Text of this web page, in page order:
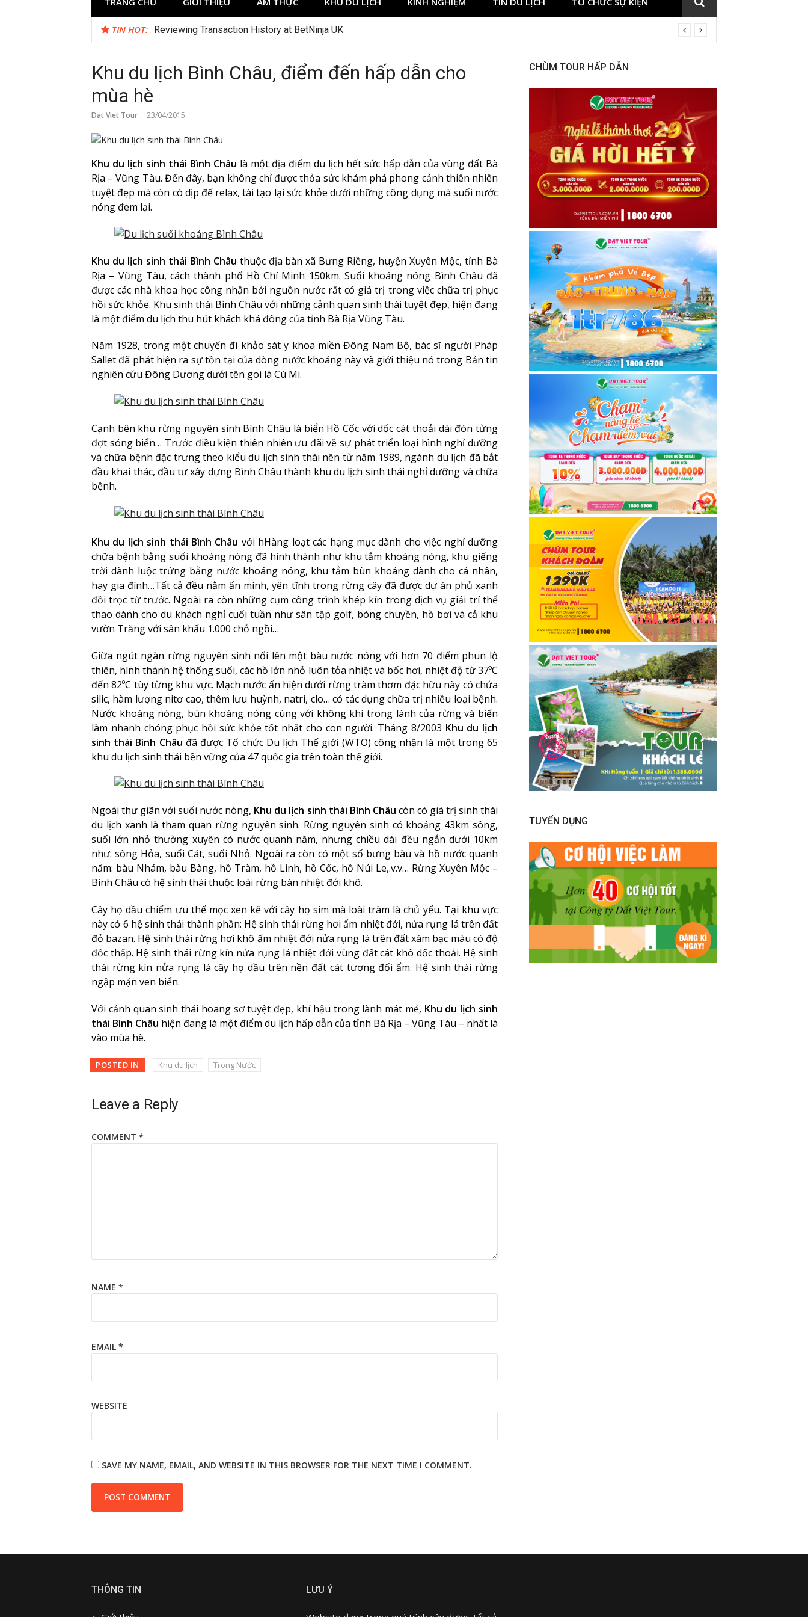
TIN HOT: Reviewing Transaction History at BetNinja UK
Khu du lịch Bình Châu, điểm đến hấp dẫn cho
mùa hè
Dat Viet Tour 23/04/2015
Khu du lịch sinh thái Bình Châu là một địa điểm du lịch hết sức hấp dẫn của vùng đất Bà
Rịa – Vũng Tàu. Đến đây, bạn không chỉ được thỏa sức khám phá phong cảnh thiên nhiên
tuyệt đẹp mà còn có dịp để relax, tái tạo lại sức khỏe dưới những công dụng mà suối nước
nóng đem lại.
Khu du lịch sinh thái Bình Châu thuộc địa bàn xã Bưng Riềng, huyện Xuyên Mộc, tỉnh Bà
Rịa – Vũng Tàu, cách thành phố Hồ Chí Minh 150km. Suối khoáng nóng Bình Châu đã
được các nhà khoa học công nhận bởi nguồn nước rất có giá trị trong việc chữa trị phục
hồi sức khỏe. Khu sinh thái Bình Châu với những cảnh quan sinh thái tuyệt đẹp, hiện đang
là một điểm du lịch thu hút khách khá đông của tỉnh Bà Rịa Vũng Tàu.
Năm 1928, trong một chuyến đi khảo sát y khoa miền Đông Nam Bộ, bác sĩ người Pháp
Sallet đã phát hiện ra sự tồn tại của dòng nước khoáng này và giới thiệu nó trong Bản tin
nghiên cứu Đông Dương dưới tên goi là Cù Mi.
Cạnh bên khu rừng nguyên sinh Bình Châu là biển Hồ Cốc với dốc cát thoải dài đón từng
đợt sóng biển… Trước điều kiện thiên nhiên ưu đãi về sự phát triển loại hình nghỉ dưỡng
và chữa bệnh đặc trưng theo kiểu du lịch sinh thái nên từ năm 1989, ngành du lịch đã bắt
đầu khai thác, đầu tư xây dựng Bình Châu thành khu du lịch sinh thái nghỉ dưỡng và chữa
bệnh.
Khu du lịch sinh thái Bình Châu với hHàng loạt các hạng mục dành cho việc nghỉ dưỡng
chữa bệnh bằng suối khoáng nóng đã hình thành như khu tắm khoáng nóng, khu giếng
trời dành luộc trứng bằng nước khoáng nóng, khu tắm bùn khoáng dành cho cá nhân,
hay gia đình…Tất cả đều nằm ẩn mình, yên tĩnh trong rừng cây đã được dự án phủ xanh
đồi trọc từ trước. Ngoài ra còn những cụm công trình khép kín trong dịch vụ giải trí thể
thao dành cho du khách nghỉ cuối tuần như sân tập golf, bóng chuyền, hồ bơi và cả khu
vườn Trăng với sân khấu 1.000 chỗ ngồi…
Giữa ngút ngàn rừng nguyên sinh nổi lên một bàu nước nóng với hơn 70 điểm phun lộ
thiên, hình thành hệ thống suối, các hồ lớn nhỏ luôn tỏa nhiệt và bốc hơi, nhiệt độ từ 37ºC
đến 82ºC tùy từng khu vực. Mạch nước ẩn hiện dưới rừng tràm thơm đặc hữu này có chứa
silic, hàm lượng nitơ cao, thêm lưu huỳnh, natri, clo… có tác dụng chữa trị nhiều loại bệnh.
Nước khoáng nóng, bùn khoáng nóng cùng với không khí trong lành của rừng và biển
làm nhanh chóng phục hồi sức khỏe tốt nhất cho con người. Tháng 8/2003 Khu du lịch
sinh thái Bình Châu đã được Tổ chức Du lịch Thế giới (WTO) công nhận là một trong 65
khu du lịch sinh thái bền vững của 47 quốc gia trên toàn thế giới.
Ngoài thư giãn với suối nước nóng, Khu du lịch sinh thái Bình Châu còn có giá trị sinh thái
du lịch xanh là tham quan rừng nguyên sinh. Rừng nguyên sinh có khoảng 43km sông,
suối lớn nhỏ thường xuyên có nước quanh năm, nhưng chiều dài đều ngắn dưới 10km
như: sông Hỏa, suối Cát, suối Nhỏ. Ngoài ra còn có một số bưng bàu và hồ nước quanh
năm: bàu Nhám, bàu Bàng, hồ Tràm, hồ Linh, hồ Cốc, hồ Núi Le,.v.v… Rừng Xuyên Mộc –
Bình Châu có hệ sinh thái thuộc loài rừng bán nhiệt đới khô.
Cây họ dầu chiếm ưu thế mọc xen kẽ với cây họ sim mà loài tràm là chủ yếu. Tại khu vực
này có 6 hệ sinh thái thành phần: Hệ sinh thái rừng hơi ẩm nhiệt đới, nửa rụng lá trên đất
đỏ bazan. Hệ sinh thái rừng hơi khô ẩm nhiệt đới nửa rụng lá trên đất xám bạc màu có độ
đốc thấp. Hệ sinh thái rừng kín nửa rụng lá nhiệt đới vùng đất cát khô dốc thoải. Hệ sinh
thái rừng kín nửa rụng lá cây họ dầu trên nền đất cát tương đối ẩm. Hệ sinh thái rừng
ngập mặn ven biển.
Với cảnh quan sinh thái hoang sơ tuyệt đẹp, khí hậu trong lành mát mẻ, Khu du lịch sinh
thái Bình Châu hiện đang là một điểm du lịch hấp dẫn của tỉnh Bà Rịa – Vũng Tàu – nhất là
vào mùa hè.
POSTED IN Khu du lịch Trong Nước
Leave a Reply
COMMENT *
NAME *
EMAIL *
WEBSITE
SAVE MY NAME, EMAIL, AND WEBSITE IN THIS BROWSER FOR THE NEXT TIME I COMMENT.
CHÙM TOUR HẤP DẪN
TUYỂN DỤNG
THÔNG TIN LƯU Ý